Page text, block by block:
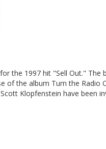
the 1997 hit "Sell Out." The
of the album Turn the Radio
Klopfenstein have been